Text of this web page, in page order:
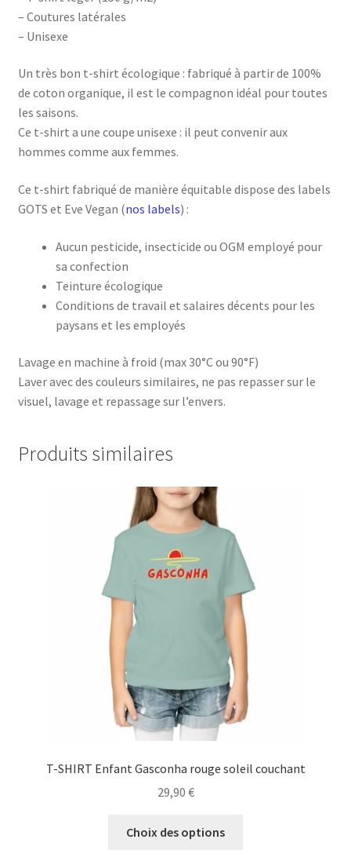
– Coutures latérales
– Unisexe
Un très bon t-shirt écologique : fabriqué à partir de 100%
de coton organique, il est le compagnon idéal pour toutes
les saisons.
Ce t-shirt a une coupe unisexe : il peut convenir aux
hommes comme aux femmes.
Ce t-shirt fabriqué de manière équitable dispose des labels
GOTS et Eve Vegan (nos labels) :
Aucun pesticide, insecticide ou OGM employé pour
sa confection
Teinture écologique
Conditions de travail et salaires décents pour les
paysans et les employés
Lavage en machine à froid (max 30°C ou 90°F)
Laver avec des couleurs similaires, ne pas repasser sur le
visuel, lavage et repassage sur l’envers.
Produits similaires
T-SHIRT Enfant Gasconha rouge soleil couchant
29,90 €
Choix des options